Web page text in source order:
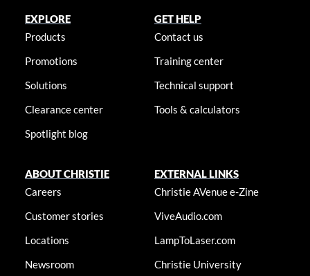
EXPLORE
Products
Promotions
Solutions
Clearance center
Spotlight blog
GET HELP
Contact us
Training center
Technical support
Tools & calculators
ABOUT CHRISTIE
Careers
Customer stories
Locations
Newsroom
EXTERNAL LINKS
Christie AVenue e-Zine
ViveAudio.com
LampToLaser.com
Christie University